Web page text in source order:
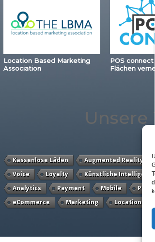
Location Based Marketing
Association
POS
Flächen
Unsere
Kassenlose Läden Augmented Reality
Voice
Loyalty Künstliche Intelligenz
Analytics
Payment Mobile POS
eCommerce
Marketing Location